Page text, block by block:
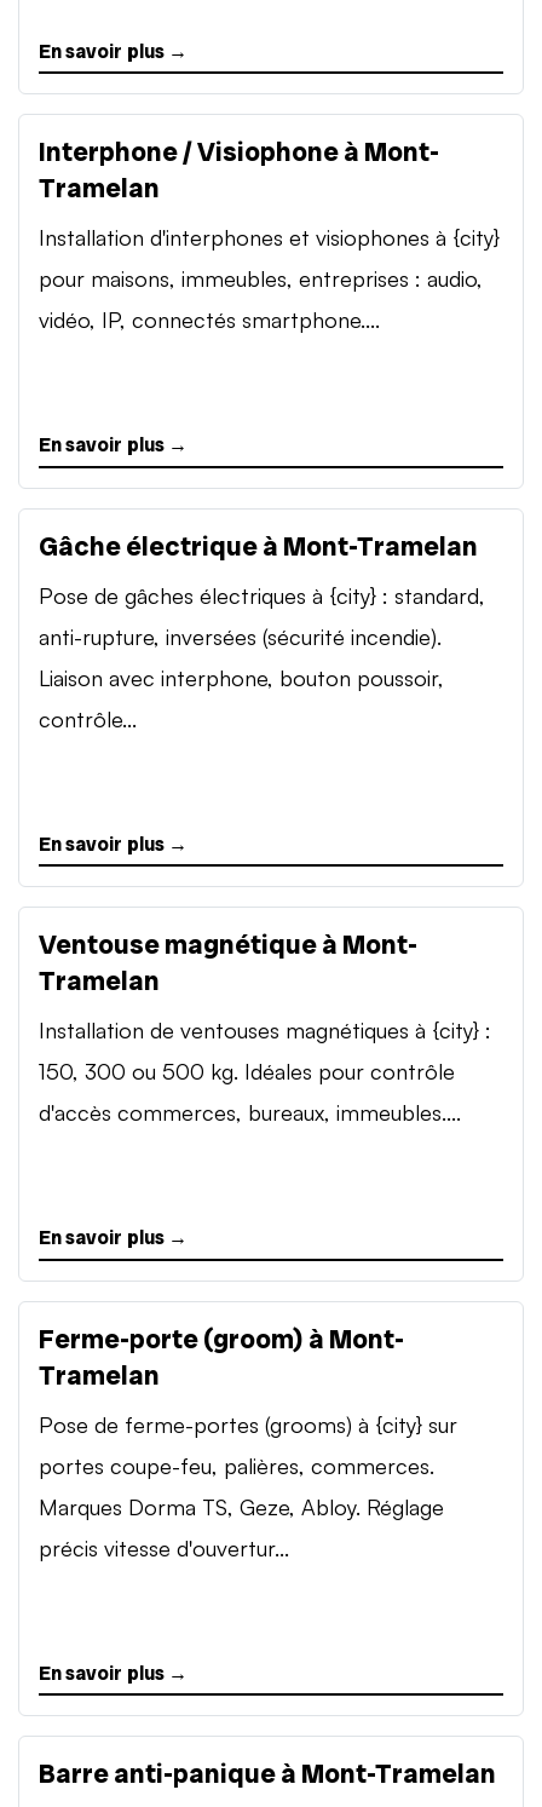
En savoir plus →
Interphone / Visiophone à Mont-
Tramelan
Installation d'interphones et visiophones à {city}
pour maisons, immeubles, entreprises : audio,
vidéo, IP, connectés smartphone....
En savoir plus →
Gâche électrique à Mont-Tramelan
Pose de gâches électriques à {city} : standard,
anti-rupture, inversées (sécurité incendie).
Liaison avec interphone, bouton poussoir,
contrôle...
En savoir plus →
Ventouse magnétique à Mont-
Tramelan
Installation de ventouses magnétiques à {city} :
150, 300 ou 500 kg. Idéales pour contrôle
d'accès commerces, bureaux, immeubles....
En savoir plus →
Ferme-porte (groom) à Mont-
Tramelan
Pose de ferme-portes (grooms) à {city} sur
portes coupe-feu, palières, commerces.
Marques Dorma TS, Geze, Abloy. Réglage
précis vitesse d'ouvertur...
En savoir plus →
Barre anti-panique à Mont-Tramelan